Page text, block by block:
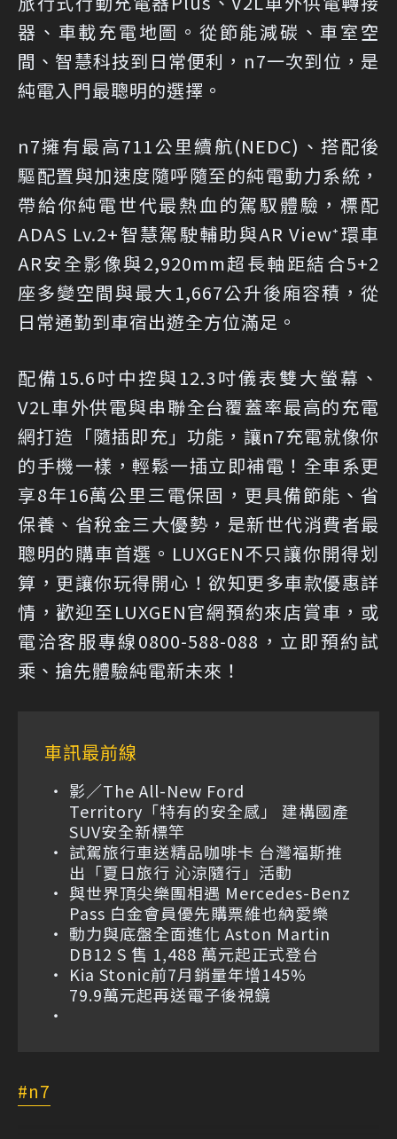
器、車載充電地圖。從節能減碳、車室空
間、智慧科技到日常便利，n7一次到位，是
純電入門最聰明的選擇。
n7擁有最高711公里續航(NEDC)、搭配後
驅配置與加速度隨呼隨至的純電動力系統，
帶給你純電世代最熱血的駕馭體驗，標配
ADAS Lv.2+智慧駕駛輔助與AR View⁺環車
AR安全影像與2,920mm超長軸距結合5+2
座多變空間與最大1,667公升後廂容積，從
日常通勤到車宿出遊全方位滿足。
配備15.6吋中控與12.3吋儀表雙大螢幕、
V2L車外供電與串聯全台覆蓋率最高的充電
網打造「隨插即充」功能，讓n7充電就像你
的手機一樣，輕鬆一插立即補電！全車系更
享8年16萬公里三電保固，更具備節能、省
保養、省稅金三大優勢，是新世代消費者最
聰明的購車首選。LUXGEN不只讓你開得划
算，更讓你玩得開心！欲知更多車款優惠詳
情，歡迎至LUXGEN官網預約來店賞車，或
電洽客服專線0800-588-088，立即預約試
乘、搶先體驗純電新未來！
車訊最前線
影／The All-New Ford
Territory「特有的安全感」 建構國產
SUV安全新標竿
試駕旅行車送精品咖啡卡 台灣福斯推
出「夏日旅行 沁涼隨行」活動
與世界頂尖樂團相遇 Mercedes-Benz
Pass 白金會員優先購票維也納愛樂
動力與底盤全面進化 Aston Martin
DB12 S 售 1,488 萬元起正式登台
Kia Stonic前7月銷量年增145%
79.9萬元起再送電子後視鏡
n7